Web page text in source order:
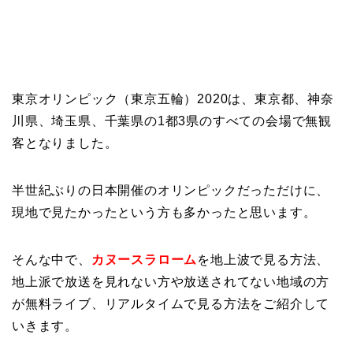
東京オリンピック（東京五輪）2020は、東京都、神奈
川県、埼玉県、千葉県の1都3県のすべての会場で無観
客となりました。
半世紀ぶりの日本開催のオリンピックだっただけに、
現地で見たかったという方も多かったと思います。
そんな中で、 カヌースラローム を地上波で見る方法、
地上派で放送を見れない方や放送されてない地域の方
が無料ライブ、リアルタイムで見る方法をご紹介して
いきます。